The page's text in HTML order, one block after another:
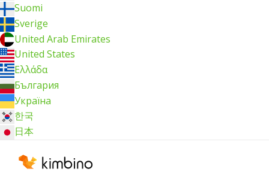
Suomi
Sverige
United Arab Emirates
United States
Ελλάδα
България
Україна
한국
日本